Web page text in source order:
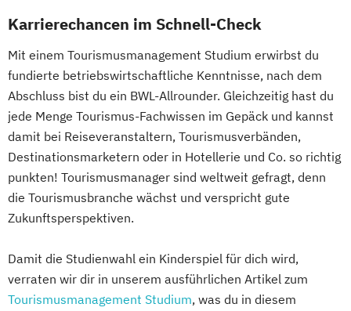
Karrierechancen im Schnell-Check
Mit einem Tourismusmanagement Studium erwirbst du
fundierte betriebswirtschaftliche Kenntnisse, nach dem
Abschluss bist du ein BWL-Allrounder. Gleichzeitig hast du
jede Menge Tourismus-Fachwissen im Gepäck und kannst
damit bei Reiseveranstaltern, Tourismusverbänden,
Destinationsmarketern oder in Hotellerie und Co. so richtig
punkten! Tourismusmanager sind weltweit gefragt, denn
die Tourismusbranche wächst und verspricht gute
Zukunftsperspektiven.
Damit die Studienwahl ein Kinderspiel für dich wird,
verraten wir dir in unserem ausführlichen Artikel zum
Tourismusmanagement Studium, was du in diesem